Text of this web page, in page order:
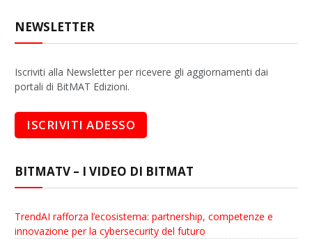
NEWSLETTER
Iscriviti alla Newsletter per ricevere gli aggiornamenti dai
portali di BitMAT Edizioni.
BITMATV – I VIDEO DI BITMAT
TrendAI rafforza l’ecosistema: partnership, competenze e
innovazione per la cybersecurity del futuro